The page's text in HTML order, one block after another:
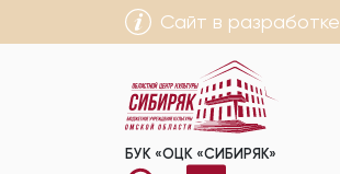
Сайт в разработке
БУК «ОЦК «СИБИРЯК»